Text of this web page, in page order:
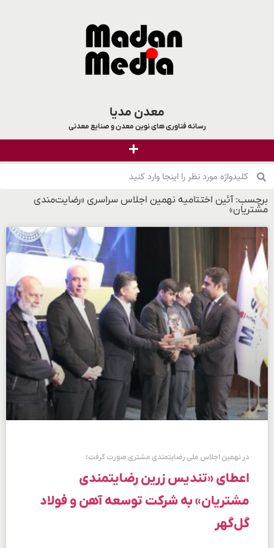
معدن مدیا
رسانه فناوری های نوین معدن و صنایع معدنی
برچسب: آئین اختتامیه نهمین اجلاس سراسری «رضایت‌مندی
مشتریان»
در نهمین اجلاس ملی رضایتمندی مشتری صورت گرفت؛
اعطای «تندیس زرین رضایتمندی
مشتریان» به شرکت توسعه آهن و فولاد
گل‌گهر